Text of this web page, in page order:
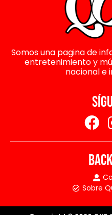
Somos una pagina de
entretenimiento y
nacional e
Sobre